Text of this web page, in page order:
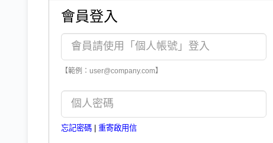
會員登入
【範例：user@company.com】
忘記密碼 | 重寄啟用信